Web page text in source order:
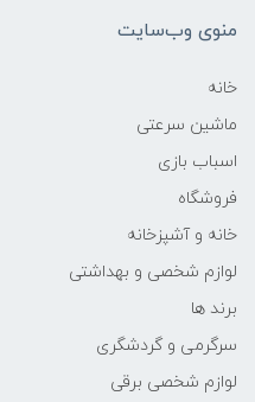
منوی وب‌سایت
خانه
ماشین سرعتی
اسباب بازی
فروشگاه
خانه و آشپزخانه
لوازم شخصی و بهداشتی
برند ها
سرگرمی و گردشگری
لوازم شخصی برقی